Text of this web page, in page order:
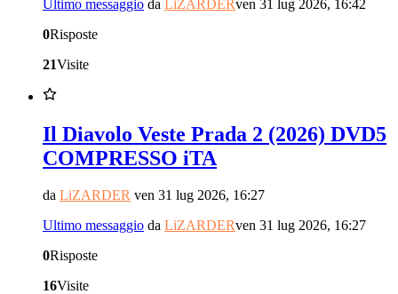
Ultimo messaggio da LiZARDERven 31 lug 2026, 16:42
0Risposte
21Visite
Il Diavolo Veste Prada 2 (2026) DVD5
COMPRESSO iTA
da LiZARDER ven 31 lug 2026, 16:27
Ultimo messaggio da LiZARDERven 31 lug 2026, 16:27
0Risposte
16Visite